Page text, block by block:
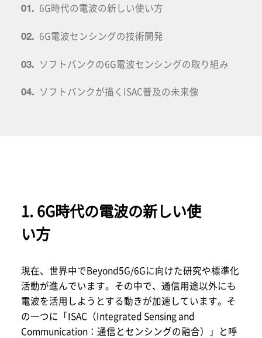
01. 6G時代の電波の新しい使い方
02. 6G電波センシングの技術開発
03. ソフトバンクの6G電波センシングの取り組み
04. ソフトバンクが描くISAC普及の未来像
1. 6G時代の電波の新しい使
い方
現在、世界中でBeyond5G/6Gに向けた研究や標準化
活動が進んでいます。その中で、通信用途以外にも
電波を活用しようとする動きが加速しています。そ
の一つに「ISAC（Integrated Sensing and
Communication：通信とセンシングの融合）」と呼